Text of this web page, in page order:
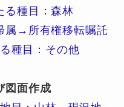
る種目：森林
→所有権移転嘱託
種目：その他
図面作成